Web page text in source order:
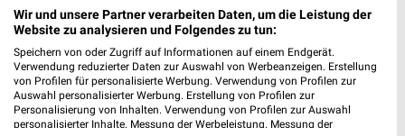
MEHR PROSPEKTE
Wir und unsere Partner verarbeiten Daten, um die Leistung der
Website zu analysieren und Folgendes zu tun:
Speichern von oder Zugriff auf Informationen auf einem Endgerät.
Verwendung reduzierter Daten zur Auswahl von Werbeanzeigen. Erstellung
von Profilen für personalisierte Werbung. Verwendung von Profilen zur
Auswahl personalisierter Werbung. Erstellung von Profilen zur
Personalisierung von Inhalten. Verwendung von Profilen zur Auswahl
personalisierter Inhalte. Messung der Werbeleistung. Messung der